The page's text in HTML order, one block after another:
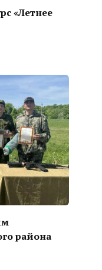
«Летнее
района